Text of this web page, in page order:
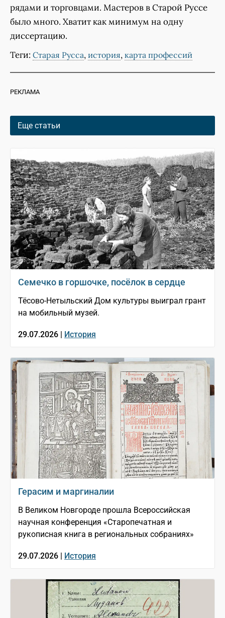
рядами и торговцами. Мастеров в Старой Руссе
было много. Хватит как минимум на одну
диссертацию.
Теги: Старая Русса, история, карта профессий
РЕКЛАМА
Еще статьи
Семечко в горшочке, посёлок в сердце
Тёсово-Нетыльский Дом культуры выиграл грант
на мобильный музей.
29.07.2026 | История
Герасим и маргиналии
В Великом Новгороде прошла Всероссийская
научная конференция «Старопечатная и
рукописная книга в региональных собраниях»
29.07.2026 | История